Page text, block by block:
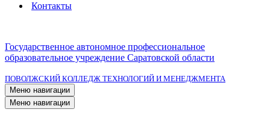
Контакты
Государственное автономное профессиональное
образовательное учреждение Саратовской области
ПОВОЛЖСКИЙ КОЛЛЕДЖ ТЕХНОЛОГИЙ И МЕНЕДЖМЕНТА
Меню навигации
Меню навигации